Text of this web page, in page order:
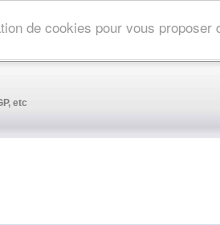
de cookies pour vous
etc